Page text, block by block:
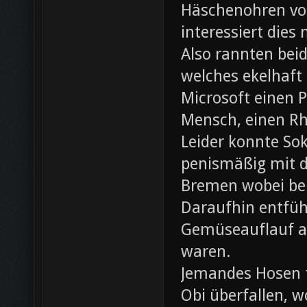
Häschenohren
interessiert dies
Also rannten
welches
Microsoft einen
Mensch, einen
Leider konnte
penismäßig mit
Bremen wobei
Daraufhin
Gemüseauflauf
waren.
Jemandes
Obi überfallen,